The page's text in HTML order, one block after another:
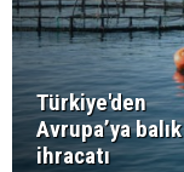
Türkiye'den
Avrupa’ya balık
ihracatı